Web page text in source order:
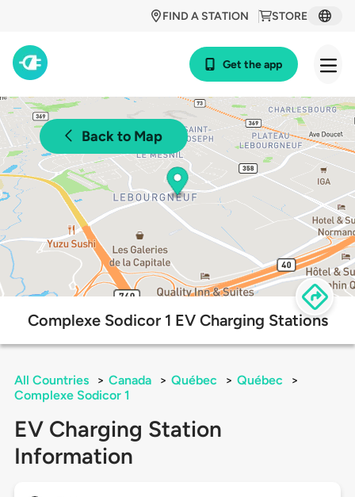
STORE
FIND A STATION
Get the app
Back to Map
Complexe Sodicor 1 EV Charging Stations
All Countries > Canada > Québec > Québec
>
Complexe Sodicor 1
EV Charging Station
Information